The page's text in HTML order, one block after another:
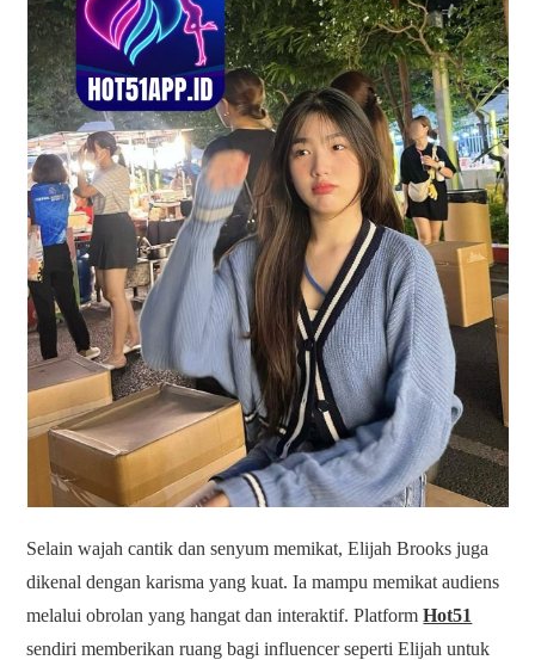
Selain wajah cantik dan senyum memikat, Elijah Brooks juga
dikenal dengan karisma yang kuat. Ia mampu memikat audiens
melalui obrolan yang hangat dan interaktif. PlatformHot51
sendiri memberikan ruang bagi influencer seperti Elijah untuk